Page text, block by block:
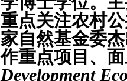
重点关注农村
家自然基金委
作重点项目、
Development